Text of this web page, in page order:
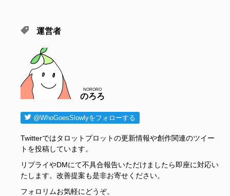
運営者
のろろ
NORORO
@WhoGoesSlowlyをフォローする
Twitterではタロットプロットの更新情報や創作関連のツイー
トを投稿しています。
リプライやDMにて不具合報告いただけましたら即座に対応い
たします。改善提案も是非お寄せください。
フォロリムお気軽にどうぞ。